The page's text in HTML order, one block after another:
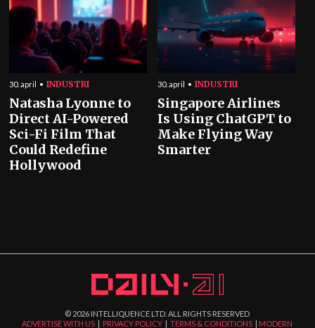
30. april INDUSTRI
Natasha Lyonne to
Direct AI-Powered
Sci-Fi Film That
Could Redefine
Hollywood
30. april INDUSTRI
Singapore Airlines
Is Using ChatGPT to
Make Flying Way
Smarter
© 2026 INTELLIQUENCE LTD. ALL RIGHTS RESERVED
ADVERTISE WITH US | PRIVACY POLICY |TERMS & CONDITIONS | MODERN